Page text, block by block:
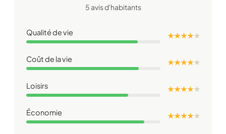
5 avis d'habitants
Qualité de vie ★ ★ ★ ★★
Coût de la vie ★ ★ ★ ★★
Loisirs ★ ★ ★ ★★
Économie ★ ★ ★ ★★